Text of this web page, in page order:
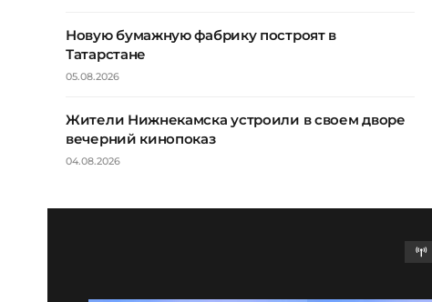
Новую бумажную фабрику построят в
Татарстане
05.08.2026
Жители Нижнекамска устроили в своем дворе
вечерний кинопоказ
04.08.2026